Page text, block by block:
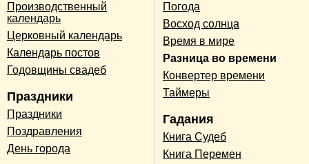
Производственный
календарь
Церковный календарь
Календарь постов
Годовщины свадеб
Праздники
Праздники
Поздравления
День города
Погода
Восход солнца
Время в мире
Разница во времени
Конвертер времени
Таймеры
Гадания
Книга Судеб
Книга Перемен